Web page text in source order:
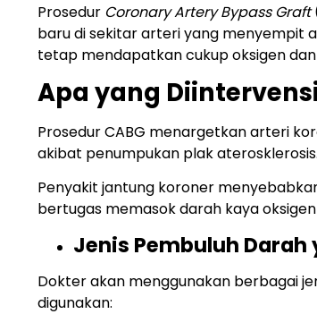
Prosedur Coronary Artery Bypass Graft
baru di sekitar arteri yang menyempit
tetap mendapatkan cukup oksigen dan
Apa yang
Prosedur CABG menargetkan arteri
akibat penumpukan plak aterosklerosis.
Penyakit jantung koroner
bertugas memasok darah kaya
Jenis Pembuluh
Dokter akan menggunakan berbagai
digunakan: